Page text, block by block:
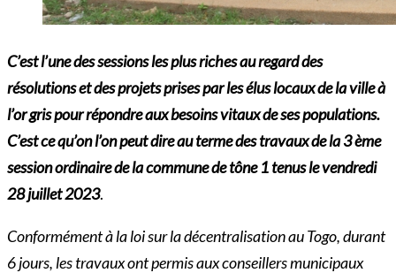
C’est l’une des sessions les plus riches au regard des
résolutions et des projets prises par les élus locaux de la ville à
l’or gris pour répondre aux besoins vitaux de ses populations.
C’est ce qu’on l’on peut dire au terme des travaux de la 3 ème
session ordinaire de la commune de tône 1 tenus le vendredi
28 juillet 2023.
Conformément à la loi sur la décentralisation au Togo, durant
6 jours, les travaux ont permis aux conseillers municipaux